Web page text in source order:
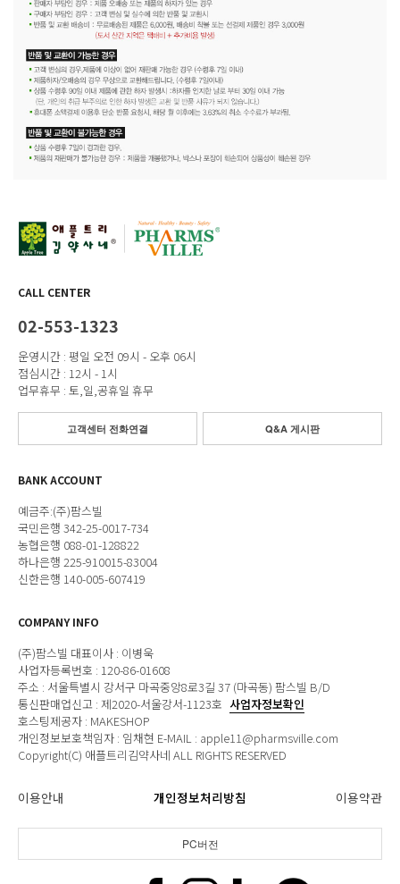
CALL CENTER
02-553-1323
운영시간 : 평일 오전 09시 - 오후 06시
점심시간 : 12시 - 1시
업무휴무 : 토,일,공휴일 휴무
고객센터 전화연결 Q&A 게시판
BANK ACCOUNT
예금주:(주)팜스빌
국민은행 342-25-0017-734
농협은행 088-01-128822
하나은행 225-910015-83004
신한은행 140-005-607419
COMPANY INFO
(주)팜스빌 대표이사 : 이병욱
사업자등록번호 : 120-86-01608
주소 : 서울특별시 강서구 마곡중앙8로3길 37 (마곡동) 팜스빌 B/D
통신판매업신고 : 제2020-서울강서-1123호 사업자정보확인
호스팅제공자 : MAKESHOP
개인정보보호책임자 : 임채현 E-MAIL : apple11@pharmsville.com
Copyright(C) 애플트리김약사네 ALL RIGHTS RESERVED
이용안내 개인정보처리방침 이용약관
PC버전